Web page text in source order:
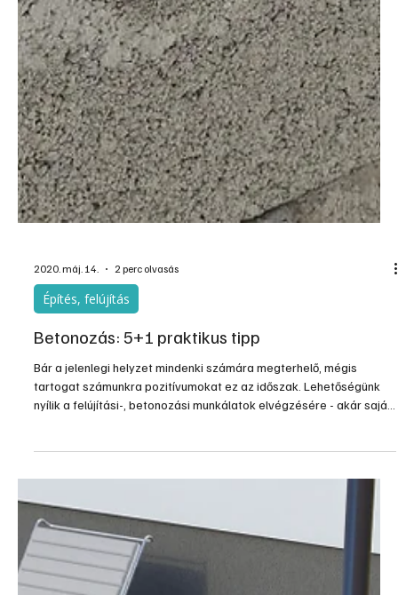
2020. máj. 14. 2 perc olvasás
Építés, felújítás
Betonozás: 5+1 praktikus tipp
Bár a jelenlegi helyzet mindenki számára megterhelő, mégis
nyílik a felújítási-, betonozási munkálatok elvégzésére - akár saját
szakértelem elsajátítása.